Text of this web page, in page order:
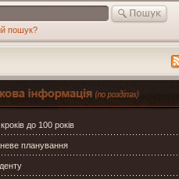
пошук?
до 100 років
планування